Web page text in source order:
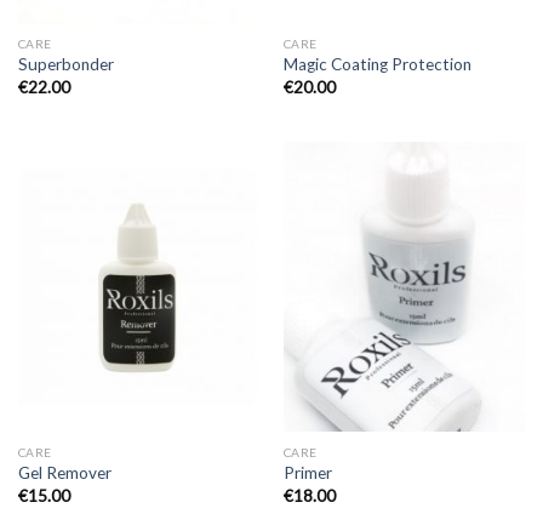
CARE
Superbonder
€22.00
CARE
Magic Coating Protection
€20.00
CARE
Gel Remover
€15.00
CARE
Primer
€18.00